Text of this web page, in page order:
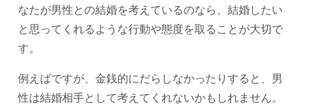
なたが男性との結婚を考えているのなら、結婚したい
と思ってくれるような行動や態度を取ることが大切で
す。
例えばですが、金銭的にだらしなかったりすると、男
性は結婚相手として考えてくれないかもしれません。